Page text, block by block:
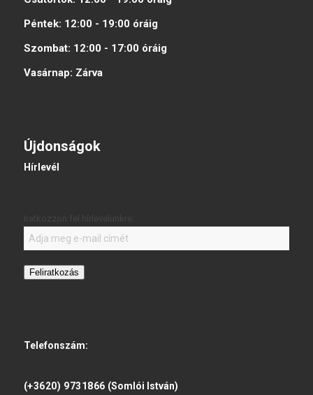
Péntek: 12:00 - 19:00 óráig
Szombat: 12:00 - 17:00 óráig
Vasárnap: Zárva
Újdonságok
Hírlevél
Feliratkozás
Telefonszám:
(+3620) 9731866 (Somlói István)